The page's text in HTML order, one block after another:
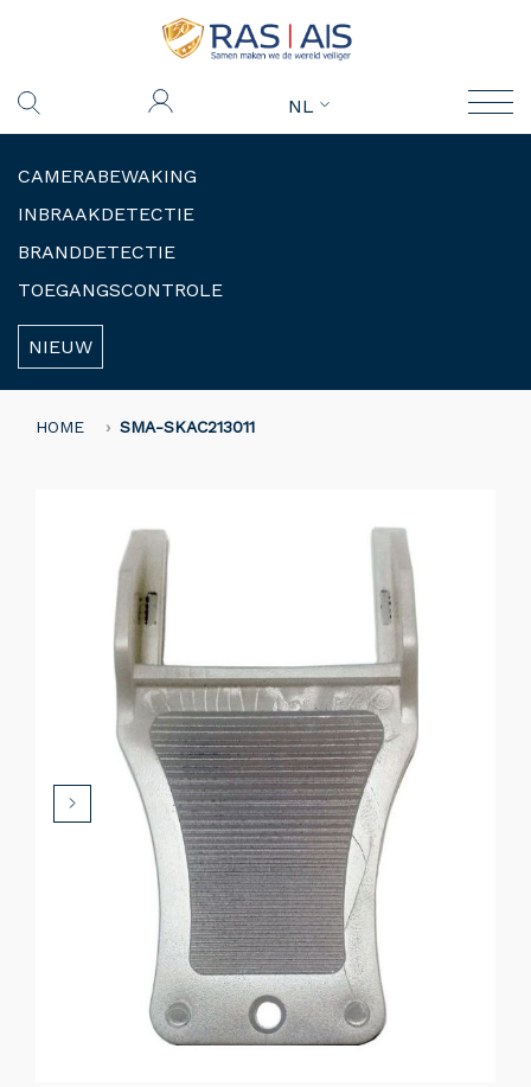
NL
CAMERABEWAKING
INBRAAKDETECTIE
BRANDDETECTIE
TOEGANGSCONTROLE
NIEUW
HOME SMA-SKAC213011